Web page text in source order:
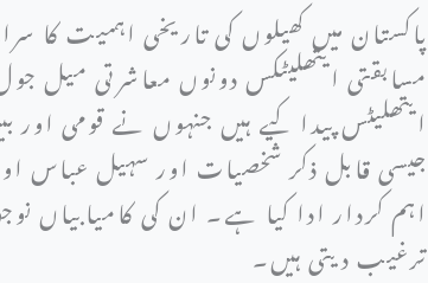
پاکستان میں کھیلوں کی تاریخی اہمیت کا
مسابقتی ایتھلیٹکس دونوں معاشرتی میل
ایتھلیٹس پیدا کیے ہیں جنہوں نے قومی
جیسی قابل ذکر شخصیات اور سہیل عباس اور
اہم کردار ادا کیا ہے۔ ان کی کامیابیاں
ترغیب دیتی ہیں۔